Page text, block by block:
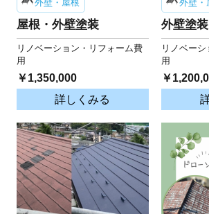
外壁・屋根
屋根・外壁塗装
リノベーション・リフォーム費
用
￥1,350,000
詳しくみる
外壁・
外壁塗装
リノベー
用
￥